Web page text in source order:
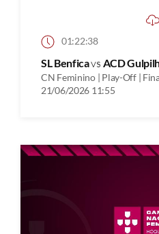
01:22:38
SL Benficavs ACD
CN Feminino | Play-Off |
21/06/2026 11:55